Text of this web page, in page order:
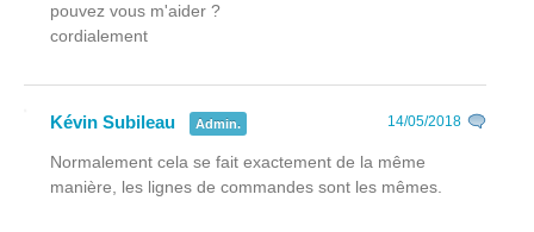
pouvez vous m'aider ?
cordialement
Kévin Subileau Admin. 14/05/2018
Normalement cela se fait exactement de la même
manière, les lignes de commandes sont les mêmes.